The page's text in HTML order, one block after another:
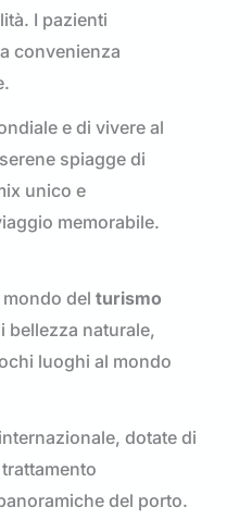
I pazienti
convenienza
e di vivere al
spiagge di
unico e
memorabile.
del turismo
bellezza naturale,
luoghi al mondo
dotate di
del porto.